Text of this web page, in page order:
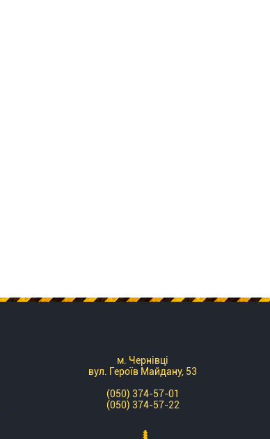
м. Чернівці
вул. Героїв Майдану, 53
(050) 374-57-01
(050) 374-57-22